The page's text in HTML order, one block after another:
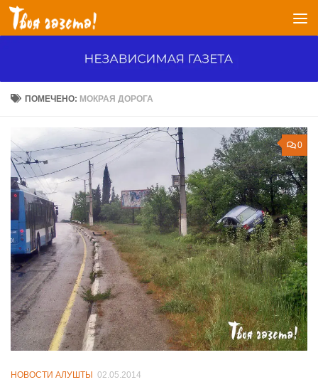
Перейти к содержимому
ПОМЕЧЕНО: МОКРАЯ ДОРОГА
0
НОВОСТИ АЛУШТЫ 02.05.2014